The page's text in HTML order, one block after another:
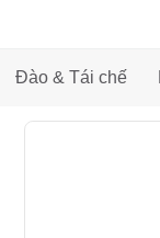
Đào & Tái chế